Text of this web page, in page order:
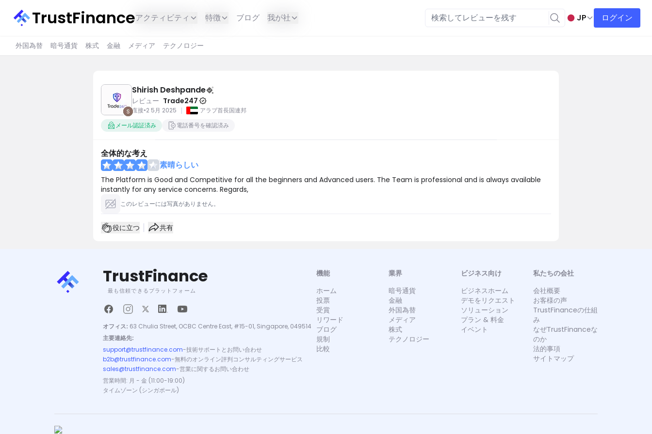
TrustFinanceアクティビティ 特徴 ブログ 我が社 JP ログイン
外国為替 暗号通貨 株式 金融 メディア テクノロジー
Shirish Deshpande
レビュー Trade247
直接•2 5月 2025 |
アラブ首長国連邦
メール認証済み
電話番号を確認済み
全体的な考え
素晴らしい
The Platform is Good and Competitive for all the beginners and Advanced users. The Team is professional and is always available
instantly for any service concerns. Regards,
このレビューには写真がありません。
役に立つ 共有
TrustFinance
最も信頼できるプラットフォーム
オフィス: 63 Chulia Street, OCBC Centre East, #15-01, Singapore, 049514
主要連絡先:
support@trustfinance.com-技術サポートとお問い合わせ
b2b@trustfinance.com-無料のオンライン評判コンサルティングサービス
sales@trustfinance.com-営業に関するお問い合わせ
営業時間: 月 - 金 (11:00-19:00)
タイムゾーン (シンガポール)
機能
ホーム
投票
受賞
リワード
ブログ
規制
比較
業界
暗号通貨
金融
外国為替
メディア
株式
テクノロジー
ビジネス向け
ビジネスホーム
デモをリクエスト
ソリューション
プラン & 料金
イベント
私たちの会社
会社概要
お客様の声
TrustFinanceの仕組
み
なぜTrustFinanceな
のか
法的事項
サイトマップ